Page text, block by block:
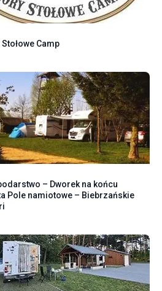
Camp
– Dworek na końcu
Pole namiotowe – Biebrzańskie